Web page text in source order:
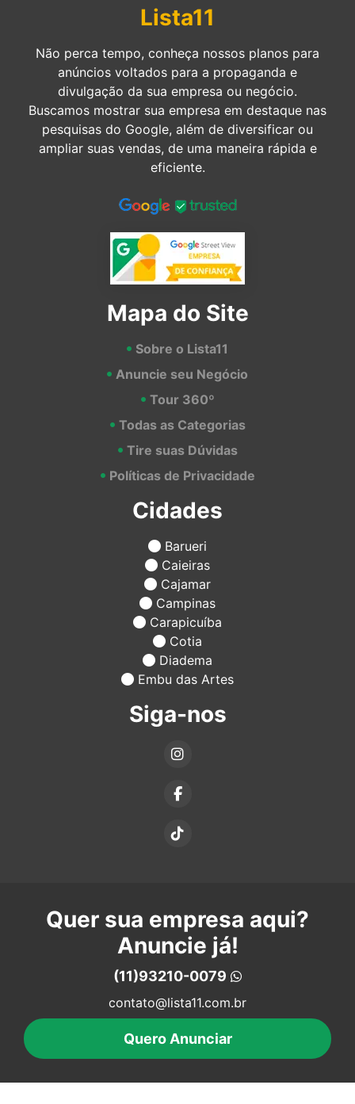
Lista11
Não perca tempo, conheça nossos planos para
anúncios voltados para a propaganda e
divulgação da sua empresa ou negócio.
Buscamos mostrar sua empresa em destaque nas
pesquisas do Google, além de diversificar ou
ampliar suas vendas, de uma maneira rápida e
eficiente.
Mapa do Site
Sobre o Lista11
Anuncie seu Negócio
Tour 360º
Todas as Categorias
Tire suas Dúvidas
Políticas de Privacidade
Cidades
Barueri
Caieiras
Cajamar
Campinas
Carapicuíba
Cotia
Diadema
Embu das Artes
Siga-nos
Quer sua empresa aqui?
Anuncie já!
(11)93210-0079
contato@lista11.com.br
Quero Anunciar